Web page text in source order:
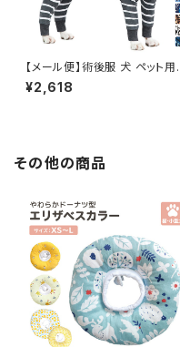
【メール便】術後服 犬 ペット用
品 ロンパース ペットウェア ドッ
グウェア いぬ 中型犬 大型犬 服
¥2,618
その他の商品